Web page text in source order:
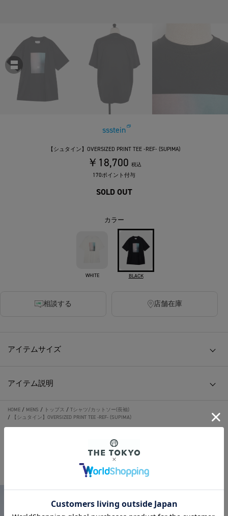
ssstein
【シュタイン】OVERSIZED PRINT TEE -REF- (SUPIMA)
￥18,700 税込
170ポイント付与
SOLD OUT
カラー
WHITE BLACK
相談する 店舗在庫
アイテムサイズ
アイテム説明
HOME / MENS / トップス / Tシャツ/カットソー(長袖)
/
【シュタイン】OVERSIZED PRINT TEE -REF- (SUPIMA)
THE TOKYO ORIGINAL ITEMS